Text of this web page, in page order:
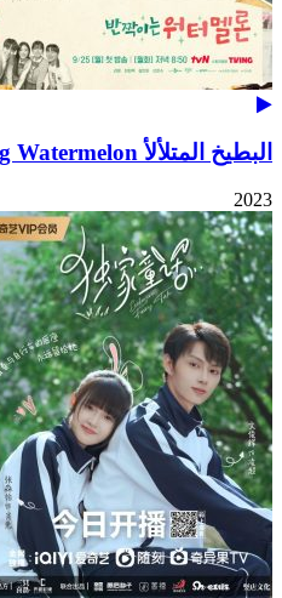
البطيخ المتلألأ Twinkling Watermelon
2023